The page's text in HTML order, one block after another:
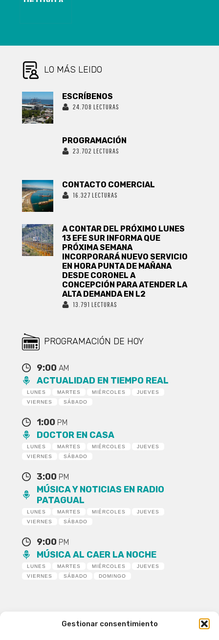
Gestionar consentimiento
LO MÁS LEIDO
ESCRÍBENOS
24.708 LECTURAS
PROGRAMACIÓN
23.702 LECTURAS
CONTACTO COMERCIAL
16.327 LECTURAS
A CONTAR DEL PRÓXIMO LUNES
13 EFE SUR INFORMA QUE
PRÓXIMA SEMANA
INCORPORARÁ NUEVO SERVICIO
EN HORA PUNTA DE MAÑANA
DESDE CORONEL A
CONCEPCIÓN PARA ATENDER LA
ALTA DEMANDA EN L2
13.791 LECTURAS
PROGRAMACIÓN DE HOY
9:00 AM
ACTUALIDAD EN TIEMPO REAL
LUNES MARTES MIÉRCOLES
JUEVES
VIERNES
SÁBADO
1:00 PM
DOCTOR EN CASA
LUNES MARTES MIÉRCOLES
JUEVES
VIERNES
SÁBADO
3:00 PM
MÚSICA Y NOTICIAS EN RADIO
PATAGUAL
LUNES MARTES MIÉRCOLES
JUEVES
VIERNES
SÁBADO
9:00 PM
MÚSICA AL CAER LA NOCHE
LUNES MARTES MIÉRCOLES
JUEVES
VIERNES
SÁBADO DOMINGO